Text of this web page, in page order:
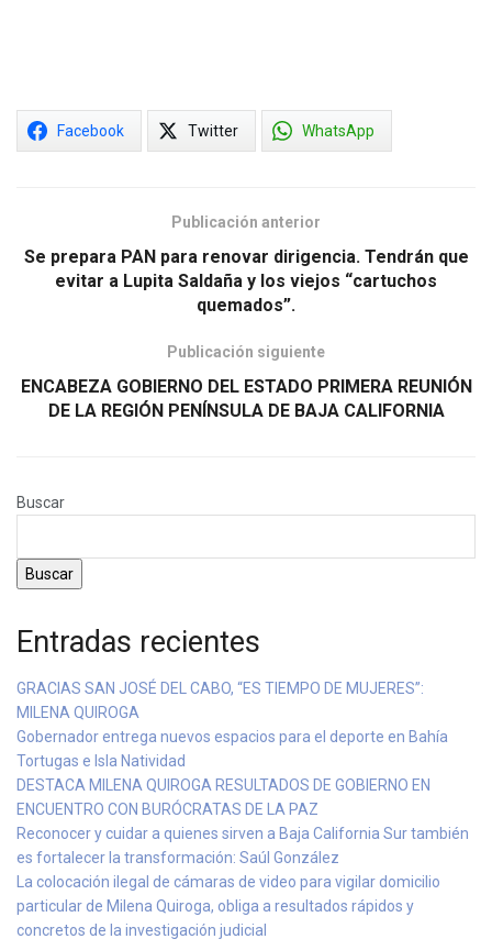
Facebook Twitter WhatsApp
Publicación anterior
Se prepara PAN para renovar dirigencia. Tendrán que
evitar a Lupita Saldaña y los viejos “cartuchos
quemados”.
Publicación siguiente
ENCABEZA GOBIERNO DEL ESTADO PRIMERA REUNIÓN
DE LA REGIÓN PENÍNSULA DE BAJA CALIFORNIA
Buscar
Buscar
Entradas recientes
GRACIAS SAN JOSÉ DEL CABO, “ES TIEMPO DE MUJERES”:
MILENA QUIROGA
Gobernador entrega nuevos espacios para el deporte en Bahía
Tortugas e Isla Natividad
DESTACA MILENA QUIROGA RESULTADOS DE GOBIERNO EN
ENCUENTRO CON BURÓCRATAS DE LA PAZ
Reconocer y cuidar a quienes sirven a Baja California Sur también
es fortalecer la transformación: Saúl González
La colocación ilegal de cámaras de video para vigilar domicilio
particular de Milena Quiroga, obliga a resultados rápidos y
concretos de la investigación judicial